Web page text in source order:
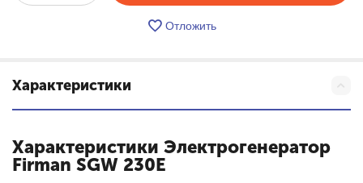
Отложить
Характеристики
Характеристики Электрогенератор
Firman SGW 230E